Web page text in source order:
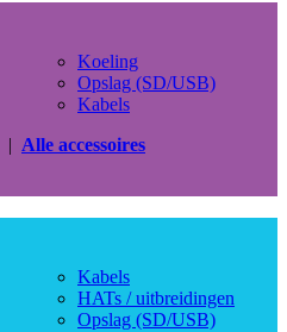
Koeling
Opslag (SD/USB)
Kabels
| Alle accessoires
Kabels
HATs / uitbreidingen
Opslag (SD/USB)